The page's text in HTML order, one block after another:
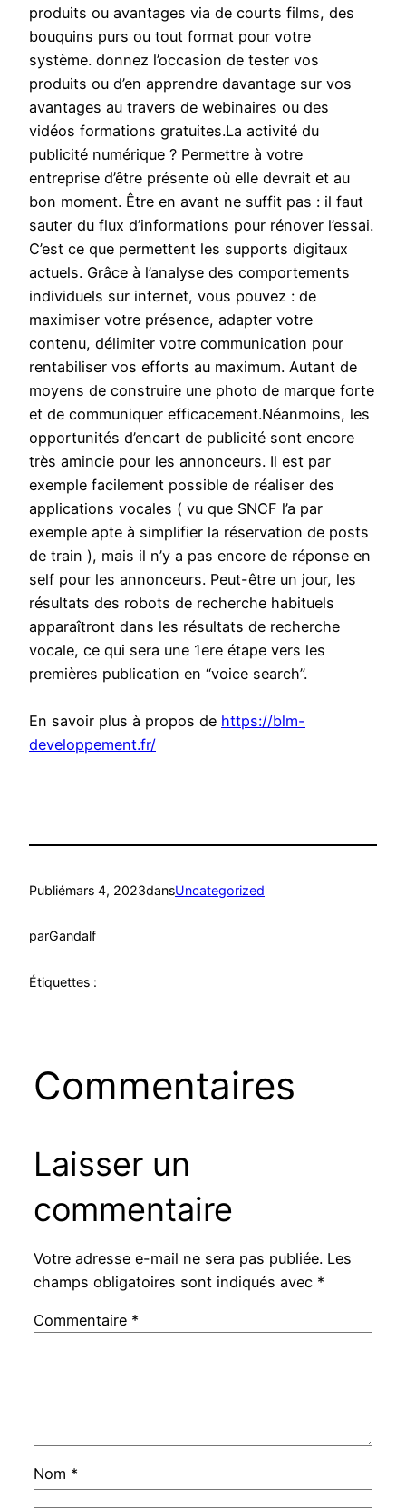
produits ou avantages via de courts films, des
bouquins purs ou tout format pour votre
système. donnez l’occasion de tester vos
produits ou d’en apprendre davantage sur vos
avantages au travers de webinaires ou des
vidéos formations gratuites.La activité du
publicité numérique ? Permettre à votre
entreprise d’être présente où elle devrait et au
bon moment. Être en avant ne suffit pas : il faut
sauter du flux d’informations pour rénover l’essai.
C’est ce que permettent les supports digitaux
actuels. Grâce à l’analyse des comportements
individuels sur internet, vous pouvez : de
maximiser votre présence, adapter votre
contenu, délimiter votre communication pour
rentabiliser vos efforts au maximum. Autant de
moyens de construire une photo de marque forte
et de communiquer efficacement.Néanmoins, les
opportunités d’encart de publicité sont encore
très amincie pour les annonceurs. Il est par
exemple facilement possible de réaliser des
applications vocales ( vu que SNCF l’a par
exemple apte à simplifier la réservation de posts
de train ), mais il n’y a pas encore de réponse en
self pour les annonceurs. Peut-être un jour, les
résultats des robots de recherche habituels
apparaîtront dans les résultats de recherche
vocale, ce qui sera une 1ere étape vers les
premières publication en “voice search”.
En savoir plus à propos de https://blm-
developpement.fr/
Publiémars 4, 2023dansUncategorized
parGandalf
Étiquettes :
Commentaires
Laisser un
commentaire
Votre adresse e-mail ne sera pas publiée. Les
champs obligatoires sont indiqués avec *
Commentaire *
Nom *